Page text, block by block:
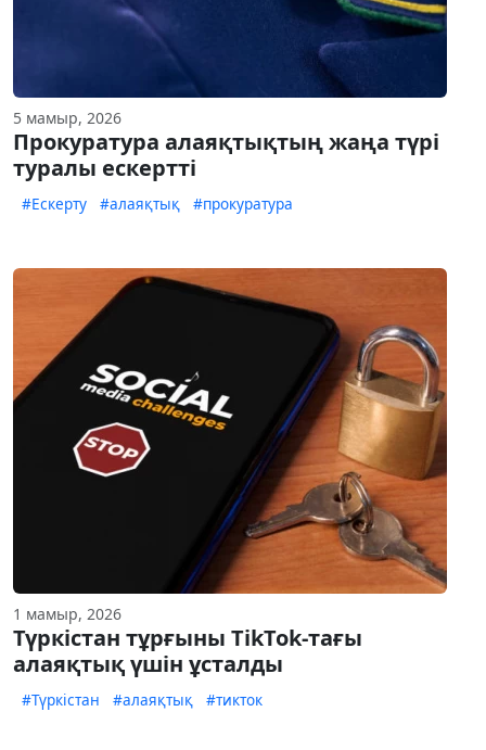
5 мамыр, 2026
Прокуратура алаяқтықтың жаңа түрі
туралы ескертті
#Ескерту #алаяқтық #прокуратура
1 мамыр, 2026
Түркістан тұрғыны TikTok-тағы
алаяқтық үшін ұсталды
#Түркістан #алаяқтық #тикток